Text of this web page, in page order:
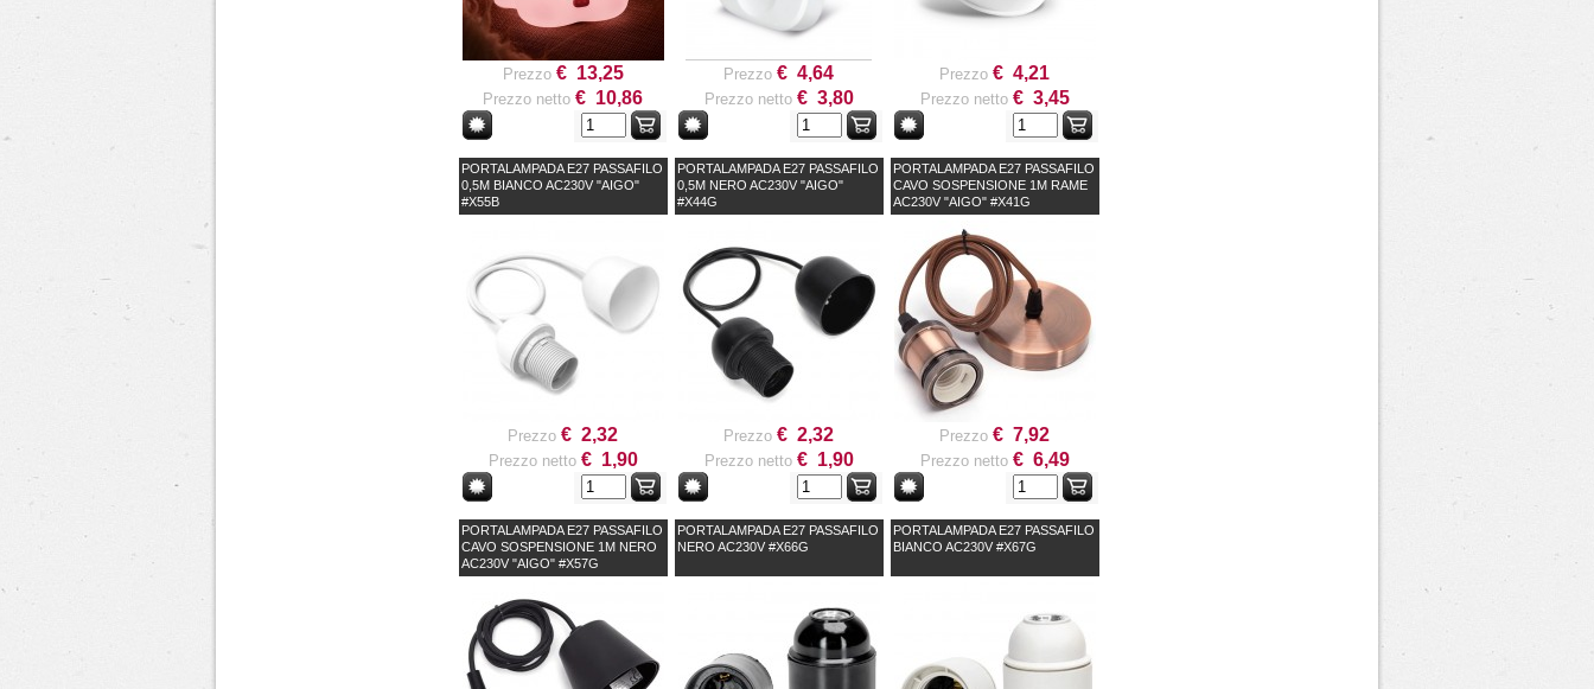
Prezzo € 13,25
Prezzo netto € 10,86
Prezzo € 4,64
Prezzo netto € 3,80
Prezzo € 4,21
Prezzo netto € 3,45
PORTALAMPADA E27 PASSAFILO
0,5M BIANCO AC230V "AIGO"
#X55B
Prezzo € 2,32
Prezzo netto € 1,90
PORTALAMPADA E27 PASSAFILO
0,5M NERO AC230V "AIGO"
#X44G
Prezzo € 2,32
Prezzo netto € 1,90
PORTALAMPADA E27 PASSAFILO
CAVO SOSPENSIONE 1M RAME
AC230V "AIGO" #X41G
Prezzo € 7,92
Prezzo netto € 6,49
PORTALAMPADA E27 PASSAFILO
CAVO SOSPENSIONE 1M NERO
AC230V "AIGO" #X57G
PORTALAMPADA E27 PASSAFILO
NERO AC230V #X66G
PORTALAMPADA E27 PASSAFILO
BIANCO AC230V #X67G